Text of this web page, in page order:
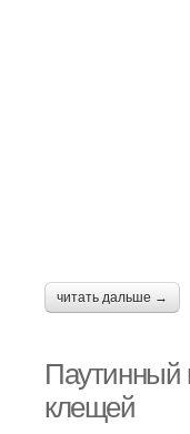
читать дальше →
Паутинный
клещей